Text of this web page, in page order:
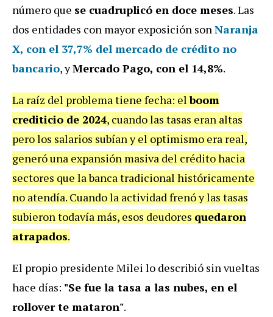
número que se cuadruplicó en doce meses. Las
dos entidades con mayor exposición sonNaranja
X, con el 37,7% del mercado de crédito no
bancario, yMercado Pago, con el 14,8%.
La raíz del problema tiene fecha: elboom
crediticio de 2024, cuando las tasas eran altas
pero los salarios subían y el optimismo era real,
generó una expansión masiva del crédito hacia
sectores que la banca tradicional históricamente
no atendía. Cuando la actividad frenó y las tasas
subieron todavía más, esos deudores quedaron
atrapados.
El propio presidente Milei lo describió sin vueltas
hace días: "Se fue la tasa a las nubes, en el
rollover te mataron".